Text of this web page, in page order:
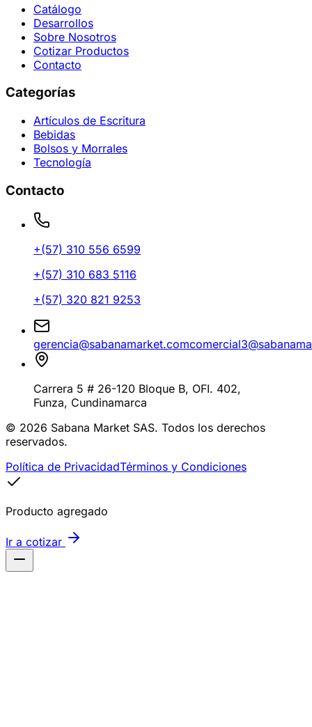
Catálogo
Desarrollos
Sobre Nosotros
Cotizar Productos
Contacto
Categorías
Artículos de Escritura
Bebidas
Bolsos y Morrales
Tecnología
Contacto
+(57) 310 556 6599
+(57) 310 683 5116
+(57) 320 821 9253
gerencia@sabanamarket.com
Carrera 5 # 26-120 Bloque B, OFI. 402,
Funza, Cundinamarca
© 2026 Sabana Market SAS. Todos los derechos
reservados.
Política de PrivacidadTérminos y Condiciones
Producto agregado
Ir a cotizar